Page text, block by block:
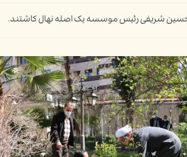
شریفی رئیس موسسه یک اصله نهال کاشتند.